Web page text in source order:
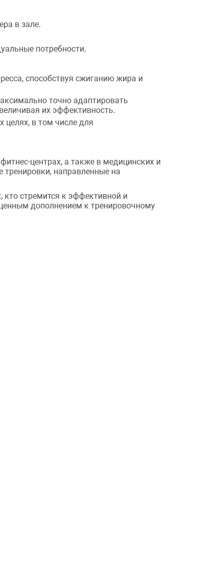
в зале.
потребности.
способствуя сжиганию жира и
точно адаптировать
их эффективность.
целях, в том числе для
центрах, а также в медицинских и
тренировки, направленные на
стремится к эффективной и
дополнением к тренировочному